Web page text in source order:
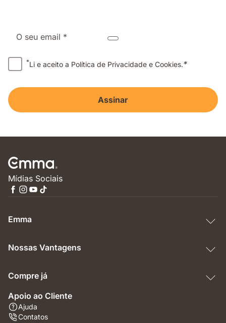
O seu email *
*Li e aceito a Política de Privacidade e Cookies.*
Assinar
Mídias Sociais
Emma
Nossas Vantagens
Compre já
Apoio ao Cliente
Ajuda
Contatos